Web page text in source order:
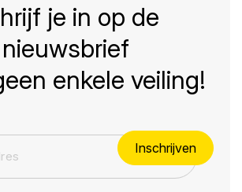
je in op de
nieuwsbrief
enkele veiling!
Inschrijven